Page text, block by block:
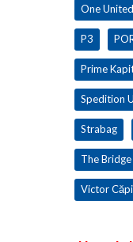
One
P3
Prime
Spedition
Strabag
The Bridge
Victor